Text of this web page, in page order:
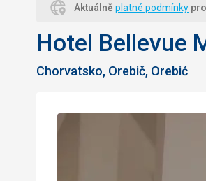
Aktuálně platné podmínky
Hotel Bellevue
Chorvatsko, Orebič, Orebić